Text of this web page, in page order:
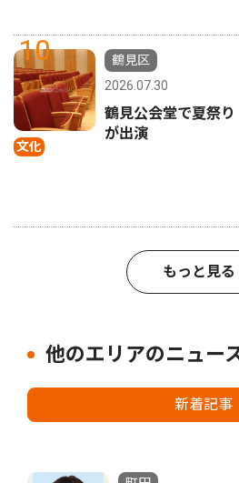
10
文化
鶴見区
2026.07.30
鶴見公会堂で夏祭
が出演
もっと見る
他のエリアのニュー
新着記事